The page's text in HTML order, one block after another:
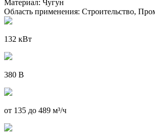
Материал: Чугун
Область применения: Строительство,
132 кВт
380 В
от 135 до 489 м³/ч